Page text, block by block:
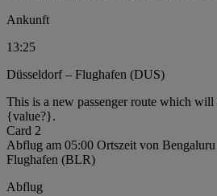
Ankunft
13:25
Düsseldorf – Flughafen (DUS)
This is a new passenger route which
{value?}.
Card 2
Abflug am 05:00 Ortszeit von
Flughafen (BLR)
Abflug